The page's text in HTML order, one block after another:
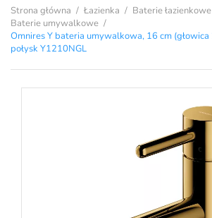
Strona główna Łazienka
Baterie łazienkowe
Baterie umywalkowe
Omnires Y bateria umywalkowa, 16 cm (głowica
połysk Y1210NGL